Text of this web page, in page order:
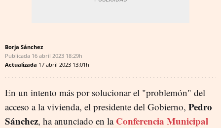
Borja Sánchez
Publicada 16 abril 2023 18:29h
Actualizada 17 abril 2023 13:01h
En un intento más por solucionar el "problemón" del
acceso a la vivienda, el presidente del Gobierno, Pedro
Sánchez, ha anunciado en la Conferencia Municipal